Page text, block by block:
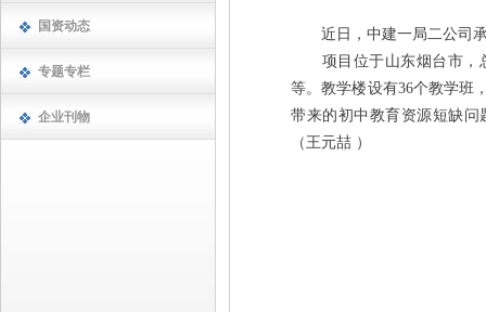
国资动态
专题专栏
企业刊物
近日，中建一局二公司承
项目位于山东烟台市，总
等。教学楼设有36个教学班
带来的初中教育资源短缺
（王元喆 ）